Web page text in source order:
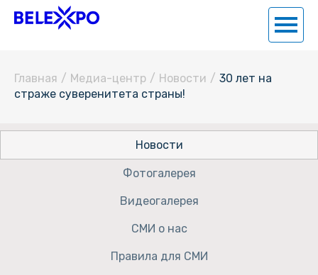
Главная / Медиа-центр / Новости / 30 лет на
страже суверенитета страны!
Новости
Фотогалерея
Видеогалерея
СМИ о нас
Правила для СМИ